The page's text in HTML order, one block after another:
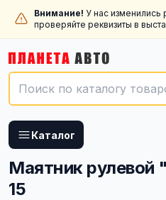
Внимание! У нас изменились
проверяйте реквизиты в
Каталог
Маятник рулевой
15